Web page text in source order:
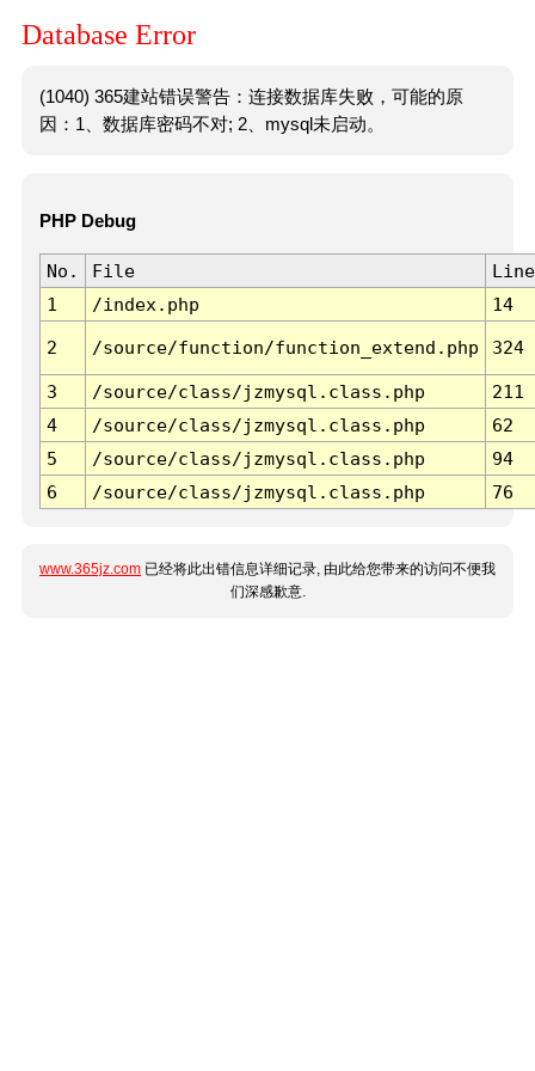
Database Error
(1040) 365建站错误警告：连接数据库失败，可能的原
因：1、数据库密码不对; 2、mysql未启动。
PHP Debug
No. File
Line
1
/index.php 14
2 /source/function/function_extend.php 324
3 /source/class/jzmysql.class.php
211
4
/source/class/jzmysql.class.php
62
5
/source/class/jzmysql.class.php
94
6
/source/class/jzmysql.class.php 76
www.365jz.com 已经将此出错信息详细记录, 由此给您带来的访问不便我
们深感歉意.